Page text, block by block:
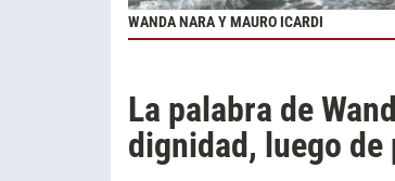
WANDA NARA Y MAURO ICARDI
La palabra de
dignidad, luego